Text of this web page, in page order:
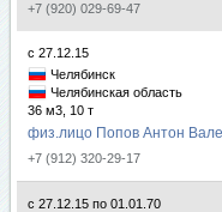
+7 (920) 029-69-47
с 27.12.15
Челябинск
Челябинская область
36 м3, 10 т
физ.лицо Попов Антон
+7 (912) 320-29-17
с 27.12.15 по 01.01.70